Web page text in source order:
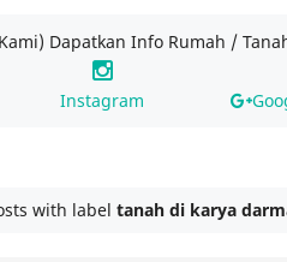
Dapatkan Info Rumah /
Instagram
with label tanah di karya